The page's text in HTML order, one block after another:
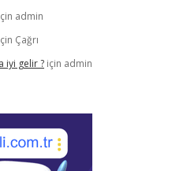
admin
Çağrı
iyi gelir ? için admin